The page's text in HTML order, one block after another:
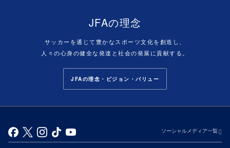
JFAの理念
サッカーを通じて豊かなスポーツ文化を創造し、
人々の心身の健全な発達と社会の発展に貢献する。
JFAの理念・ビジョン・バリュー
ソーシャルメディア一覧